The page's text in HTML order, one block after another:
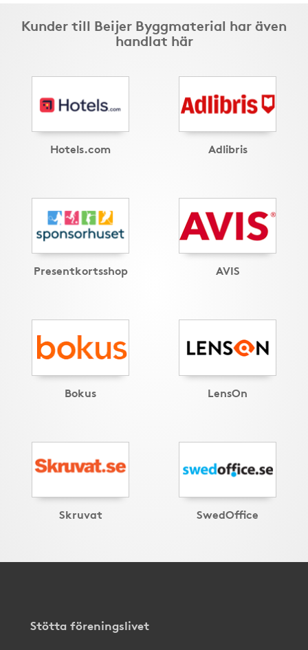
Kunder till Beijer Byggmaterial har även
handlat här
Hotels.com Adlibris
Presentkortsshop AVIS
Bokus LensOn
Skruvat SwedOffice
Stötta föreningslivet